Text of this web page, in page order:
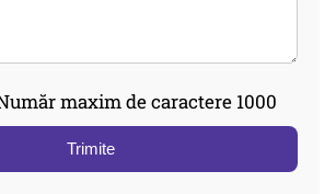
maxim de caractere 1000
Trimite